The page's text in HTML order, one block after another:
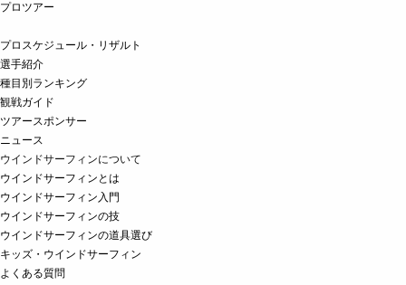
プロツアー
プロスケジュール・リザルト
選手紹介
種目別ランキング
観戦ガイド
ツアースポンサー
ニュース
ウインドサーフィンについて
ウインドサーフィンとは
ウインドサーフィン入門
ウインドサーフィンの技
ウインドサーフィンの道具選び
キッズ・ウインドサーフィン
よくある質問